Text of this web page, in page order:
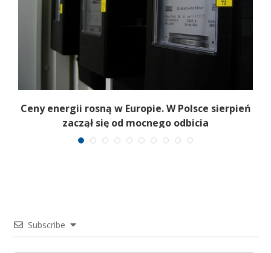
Ceny energii rosną w Europie. W Polsce sierpień
zaczął się od mocnego odbicia
Subscribe